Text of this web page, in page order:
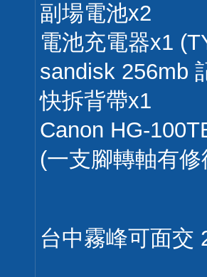
副場電池x2
電池充電器x1
sandisk 256mb
快拆背帶x1
Canon HG-
(一支腳轉軸有
台中霧峰可面交